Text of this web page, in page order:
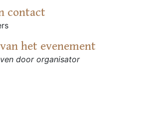
contact
het evenement
door organisator